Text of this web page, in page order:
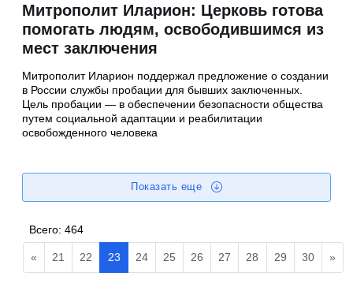
Митрополит Иларион: Церковь готова
помогать людям, освободившимся из
мест заключения
Митрополит Иларион поддержал предложение о создании
в России службы пробации для бывших заключенных.
Цель пробации — в обеспечении безопасности общества
путем социальной адаптации и реабилитации
освобожденного человека
Показать еще
Всего:464
« 21 22 23 24 25 26 27 28 29 30 »